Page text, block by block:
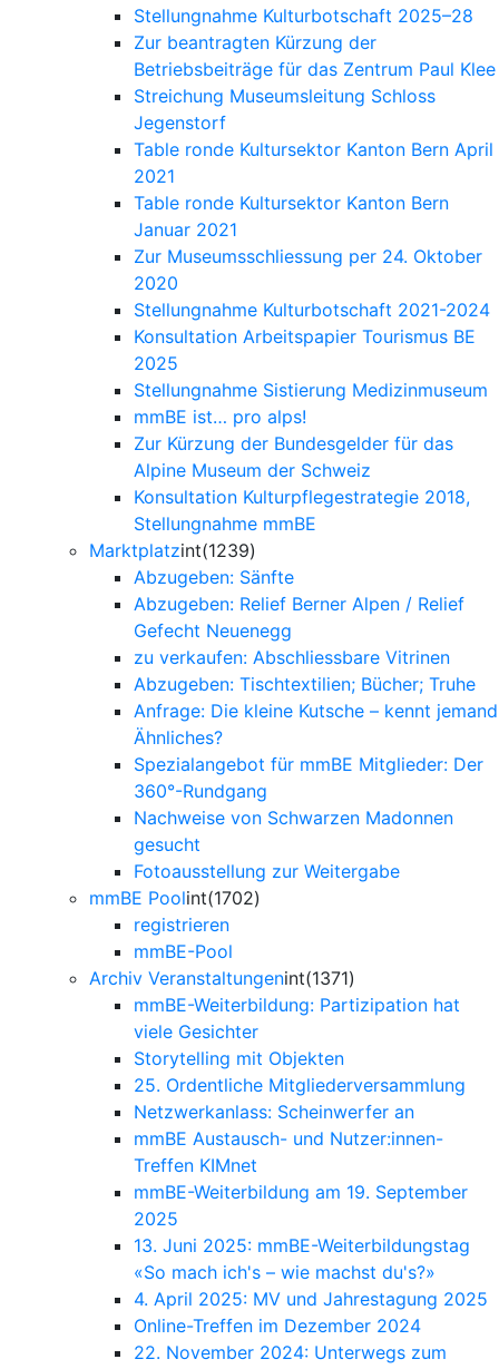
Stellungnahme Kulturbotschaft 2025–28
Zur beantragten Kürzung der
Betriebsbeiträge für das Zentrum Paul Klee
Streichung Museumsleitung Schloss
Jegenstorf
Table ronde Kultursektor Kanton Bern April
2021
Table ronde Kultursektor Kanton Bern
Januar 2021
Zur Museumsschliessung per 24. Oktober
2020
Stellungnahme Kulturbotschaft 2021-2024
Konsultation Arbeitspapier Tourismus BE
2025
Stellungnahme Sistierung Medizinmuseum
mmBE ist… pro alps!
Zur Kürzung der Bundesgelder für das
Alpine Museum der Schweiz
Konsultation Kulturpflegestrategie 2018,
Stellungnahme mmBE
Marktplatzint(1239)
Abzugeben: Sänfte
Abzugeben: Relief Berner Alpen / Relief
Gefecht Neuenegg
zu verkaufen: Abschliessbare Vitrinen
Abzugeben: Tischtextilien; Bücher; Truhe
Anfrage: Die kleine Kutsche – kennt jemand
Ähnliches?
Spezialangebot für mmBE Mitglieder: Der
360°-Rundgang
Nachweise von Schwarzen Madonnen
gesucht
Fotoausstellung zur Weitergabe
mmBE Poolint(1702)
registrieren
mmBE-Pool
Archiv Veranstaltungenint(1371)
mmBE-Weiterbildung: Partizipation hat
viele Gesichter
Storytelling mit Objekten
25. Ordentliche Mitgliederversammlung
Netzwerkanlass: Scheinwerfer an
mmBE Austausch- und Nutzer:innen-
Treffen KIMnet
mmBE-Weiterbildung am 19. September
2025
13. Juni 2025: mmBE-Weiterbildungstag
«So mach ich's – wie machst du's?»
4. April 2025: MV und Jahrestagung 2025
Online-Treffen im Dezember 2024
22. November 2024: Unterwegs zum